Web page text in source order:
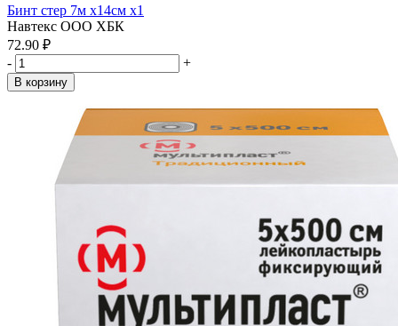
Бинт стер 7м х14см x1
Навтекс ООО ХБК
72.90 ₽
-
+
В корзину